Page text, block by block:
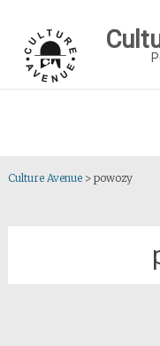
content
Culture Avenue> powozy